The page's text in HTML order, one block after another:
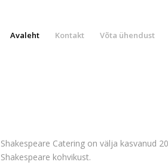
Avaleht Kontakt Võta ühendust
Shakespeare Catering on välja kasvanud
Shakespeare kohvikust.